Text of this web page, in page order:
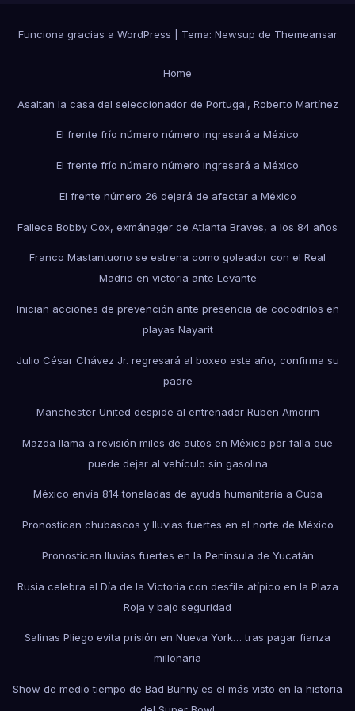
Funciona gracias a WordPress Tema: Newsup de Themeansar
Home
Asaltan la casa del seleccionador de Portugal, Roberto Martínez
El frente frío número número ingresará a México
El frente frío número número ingresará a México
El frente número 26 dejará de afectar a México
Fallece Bobby Cox, exmánager de Atlanta Braves, a los 84 años
Franco Mastantuono se estrena como goleador con el Real
Madrid en victoria ante Levante
Inician acciones de prevención ante presencia de cocodrilos en
playas Nayarit
Julio César Chávez Jr. regresará al boxeo este año, confirma su
padre
Manchester United despide al entrenador Ruben Amorim
Mazda llama a revisión miles de autos en México por falla que
puede dejar al vehículo sin gasolina
México envía 814 toneladas de ayuda humanitaria a Cuba
Pronostican chubascos y lluvias fuertes en el norte de México
Pronostican lluvias fuertes en la Península de Yucatán
Rusia celebra el Día de la Victoria con desfile atípico en la Plaza
Roja y bajo seguridad
Salinas Pliego evita prisión en Nueva York… tras pagar fianza
millonaria
Show de medio tiempo de Bad Bunny es el más visto en la historia